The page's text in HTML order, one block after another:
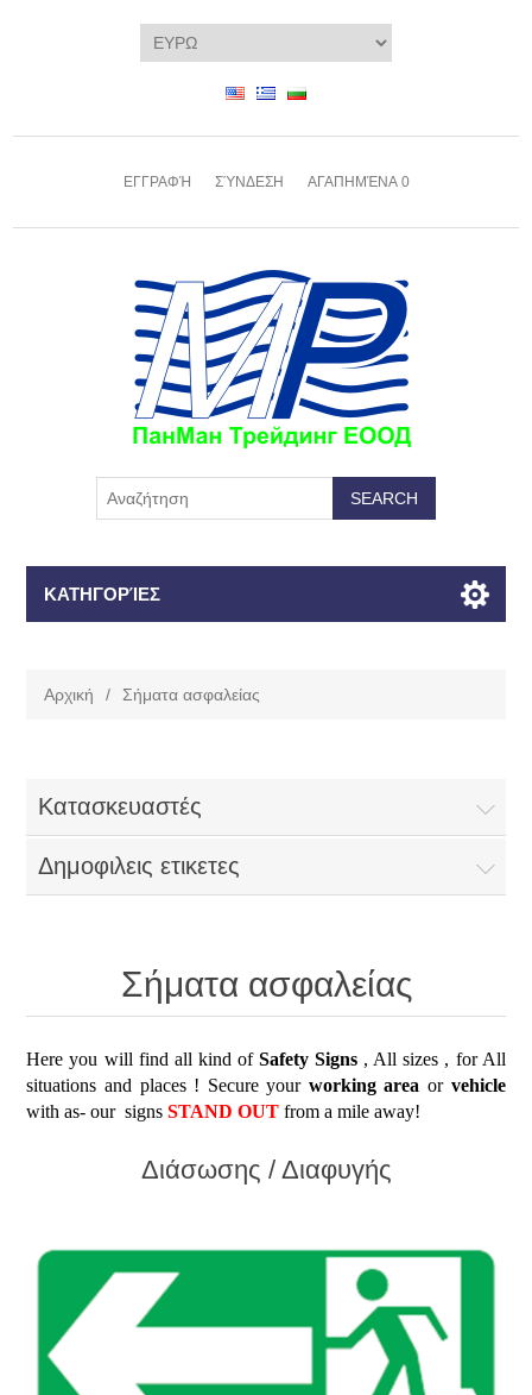
ΕΓΓΡΑΦΉ ΣΎΝΔΕΣΗ ΑΓΑΠΗΜΈΝΑ 0
ΚΑΤΗΓΟΡΊΕΣ
Αρχική / Σήματα ασφαλείας
Κατασκευαστές
Δημοφιλεις ετικετες
Σήματα ασφαλείας
Here you will find all kind of Safety Signs , All sizes , for All
situations and places ! Secure your working area or vehicle
with as- our signsSTAND OUT from a mile away!
Διάσωσης / Διαφυγής